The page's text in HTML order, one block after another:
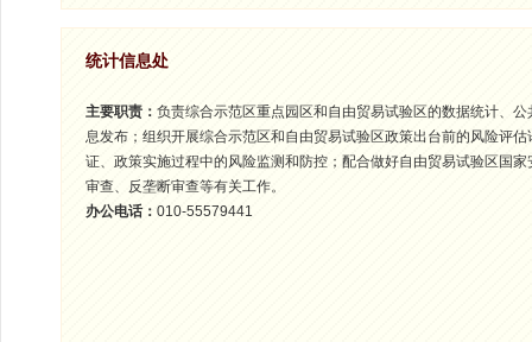
统计信息处
主要职责： 负责综合示范区重点园区和自由贸易试验区的数据统计、公
息发布；组织开展综合示范区和自由贸易试验区政策出台前的风险评估
证、政策实施过程中的风险监测和防控；配合做好自由贸易试验区国家
审查、反垄断审查等有关工作。
办公电话： 010-55579441